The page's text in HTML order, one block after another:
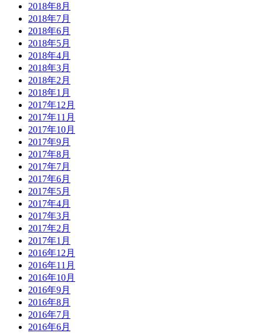
2018年8月
2018年7月
2018年6月
2018年5月
2018年4月
2018年3月
2018年2月
2018年1月
2017年12月
2017年11月
2017年10月
2017年9月
2017年8月
2017年7月
2017年6月
2017年5月
2017年4月
2017年3月
2017年2月
2017年1月
2016年12月
2016年11月
2016年10月
2016年9月
2016年8月
2016年7月
2016年6月